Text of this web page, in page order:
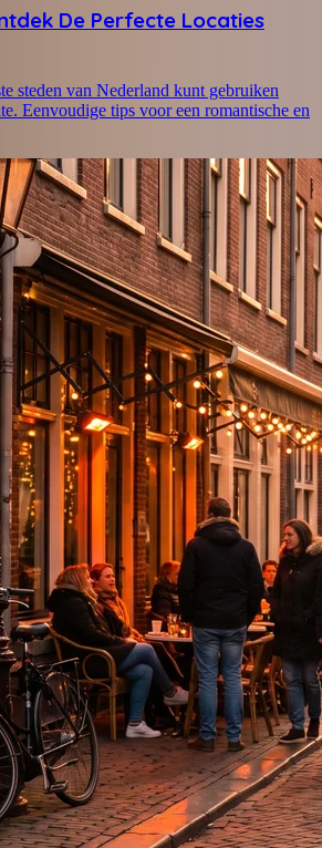
De Perfecte Locaties
steden van Nederland kunt gebruiken
Eenvoudige tips voor een romantische en